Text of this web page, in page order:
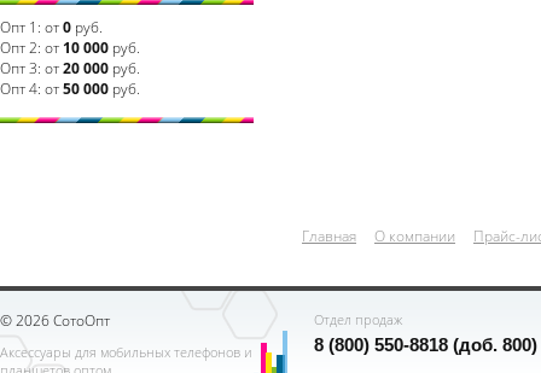
Опт 1: от0 руб.
Опт 2: от 10 000 руб.
Опт 3: от20 000 руб.
Опт 4: от50 000 руб.
Главная О компании Прайс-
© 2026 СотоОпт
Аксессуары для мобильных телефонов и
Отдел продаж
8 (800) 550-8818 (доб. 800)